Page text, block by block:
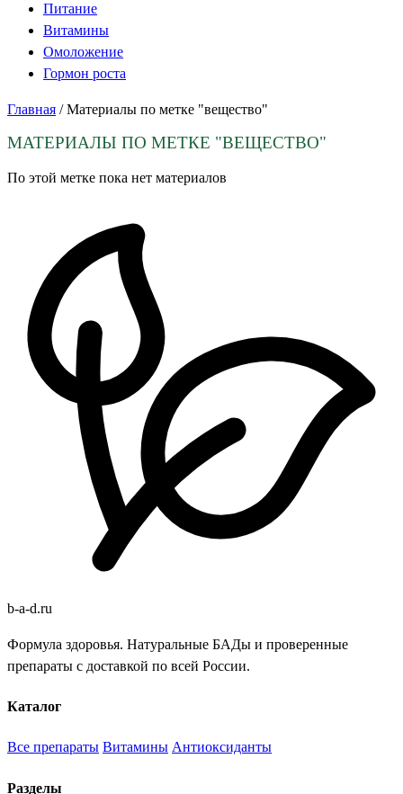
Питание
Витамины
Омоложение
Гормон роста
Главная / Материалы по метке "вещество"
МАТЕРИАЛЫ ПО МЕТКЕ "ВЕЩЕСТВО"
По этой метке пока нет материалов
b-a-d.ru
Формула здоровья. Натуральные БАДы и проверенные
препараты с доставкой по всей России.
Каталог
Все препараты Витамины Антиоксиданты
Разделы